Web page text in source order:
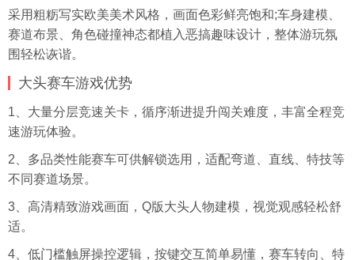
采用粗粝写实欧美美术风格，画面色彩鲜亮饱和;车身建模、
赛道布景、角色碰撞神态都植入恶搞趣味设计，整体游玩氛
围轻松诙谐。
大头赛车游戏优势
1、大量分层竞速关卡，循序渐进提升闯关难度，丰富全程竞
速游玩体验。
2、多品类性能赛车可供解锁选用，适配弯道、直线、特技等
不同赛道场景。
3、高清精致游戏画面，Q版大头人物建模，视觉观感轻松舒
适。
4、低门槛触屏操控逻辑，按键交互简单易懂，赛车转向、特